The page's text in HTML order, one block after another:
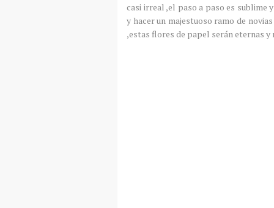
casi irreal ,el paso a paso es sublime
y hacer un majestuoso ramo de
,estas flores de papel serán eternas y